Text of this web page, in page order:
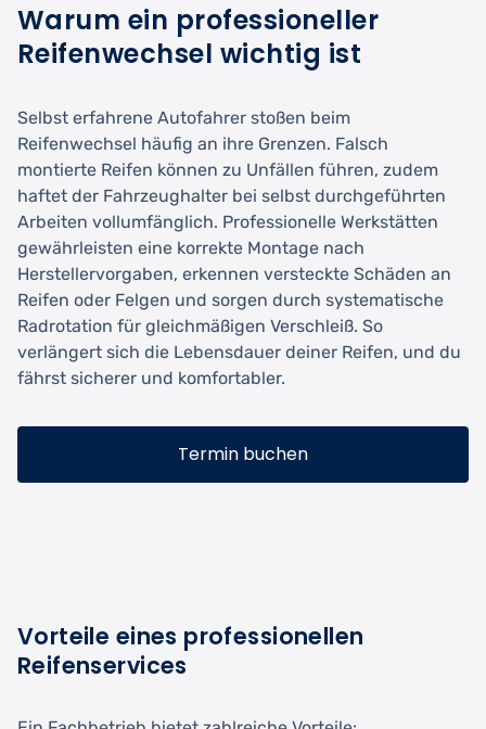
Warum ein professioneller
Reifenwechsel wichtig ist
Selbst erfahrene Autofahrer stoßen beim
Reifenwechsel häufig an ihre Grenzen. Falsch
montierte Reifen können zu Unfällen führen, zudem
haftet der Fahrzeughalter bei selbst durchgeführten
Arbeiten vollumfänglich. Professionelle Werkstätten
gewährleisten eine korrekte Montage nach
Herstellervorgaben, erkennen versteckte Schäden an
Reifen oder Felgen und sorgen durch systematische
Radrotation für gleichmäßigen Verschleiß. So
verlängert sich die Lebensdauer deiner Reifen, und du
fährst sicherer und komfortabler.
Termin buchen
Vorteile eines professionellen
Reifenservices